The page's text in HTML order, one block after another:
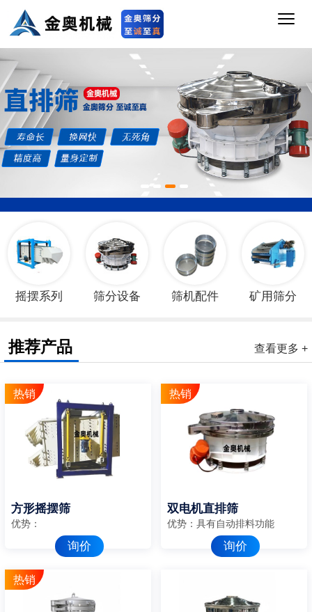
3 4
摇摆系列 筛分设备 筛机配件 矿用筛分
查看更多 +
推荐产品
方形摇摆筛
优势：
询价
双电机直排筛
优势：具有自动排料功能
询价